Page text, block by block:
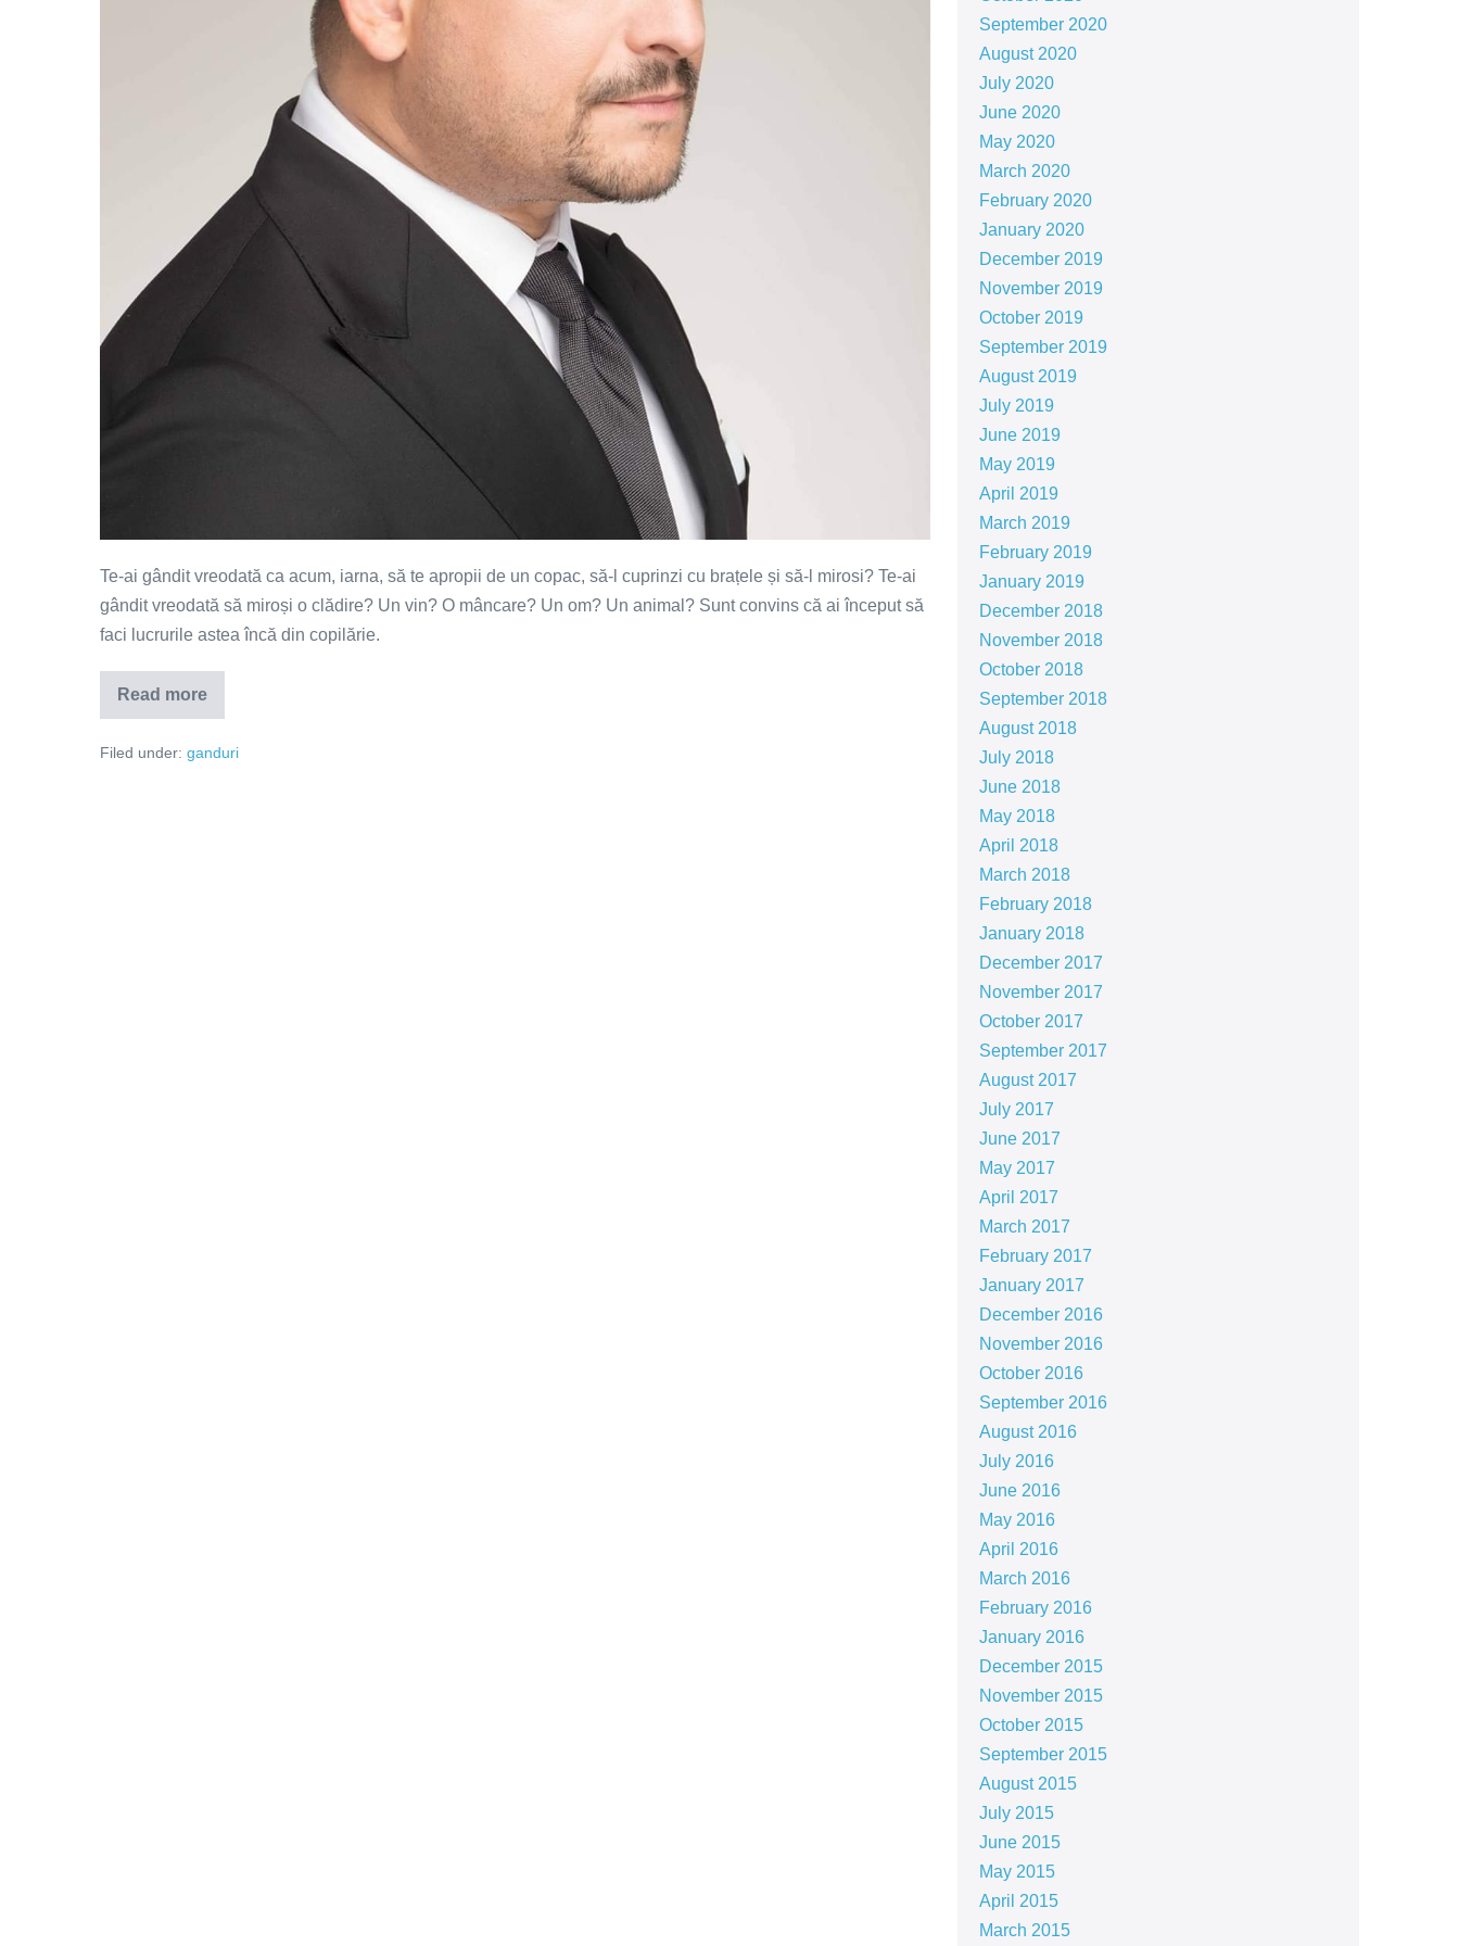
Te-ai gândit vreodată ca acum, iarna, să te apropii de un copac, să-l cuprinzi cu brațele și să-l mirosi? Te-ai
gândit vreodată să miroși o clădire? Un vin? O mâncare? Un om? Un animal? Sunt convins că ai început să
faci lucrurile astea încă din copilărie.
Read more
Care
sunt
vieții
Filed under: ganduri
September 2020
August 2020
July 2020
June 2020
May 2020
March 2020
February 2020
January 2020
December 2019
November 2019
October 2019
September 2019
August 2019
July 2019
June 2019
May 2019
April 2019
March 2019
February 2019
January 2019
December 2018
November 2018
October 2018
September 2018
August 2018
July 2018
June 2018
May 2018
April 2018
March 2018
February 2018
January 2018
December 2017
November 2017
October 2017
September 2017
August 2017
July 2017
June 2017
May 2017
April 2017
March 2017
February 2017
January 2017
December 2016
November 2016
October 2016
September 2016
August 2016
July 2016
June 2016
May 2016
April 2016
March 2016
February 2016
January 2016
December 2015
November 2015
October 2015
September 2015
August 2015
July 2015
June 2015
May 2015
April 2015
March 2015